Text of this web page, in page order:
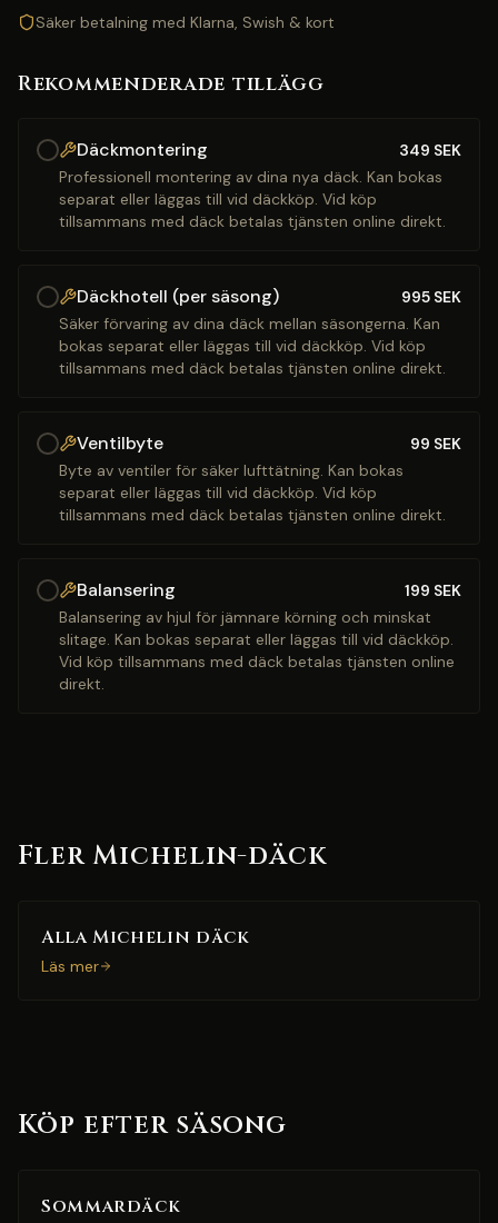
Säker betalning med Klarna, Swish & kort
Rekommenderade tillägg
Däckmontering 349 SEK
Professionell montering av dina nya däck. Kan bokas
separat eller läggas till vid däckköp. Vid köp
tillsammans med däck betalas tjänsten online direkt.
Däckhotell (per säsong) 995 SEK
Säker förvaring av dina däck mellan säsongerna. Kan
bokas separat eller läggas till vid däckköp. Vid köp
tillsammans med däck betalas tjänsten online direkt.
Ventilbyte 99 SEK
Byte av ventiler för säker lufttätning. Kan bokas
separat eller läggas till vid däckköp. Vid köp
tillsammans med däck betalas tjänsten online direkt.
Balansering 199 SEK
Balansering av hjul för jämnare körning och minskat
slitage. Kan bokas separat eller läggas till vid däckköp.
Vid köp tillsammans med däck betalas tjänsten online
direkt.
Fler Michelin-däck
Alla Michelin däck
Läs mer
Köp efter säsong
Sommardäck